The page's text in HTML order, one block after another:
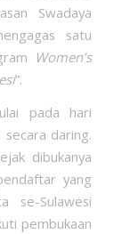
Swadaya
satu
Women’s
”.
pada hari
daring.
dibukanya
yang
se-Sulawesi
pembukaan